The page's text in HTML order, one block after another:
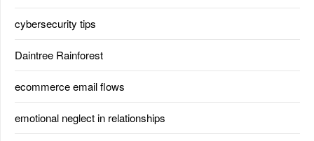
cybersecurity tips
Daintree Rainforest
ecommerce email flows
emotional neglect in relationships